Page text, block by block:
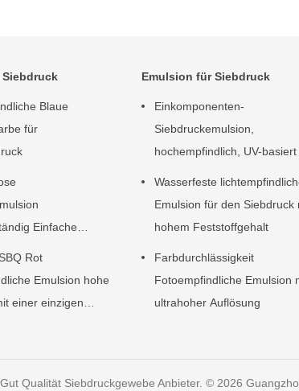
Blaue
für
Einfache
Rot
Emulsion hohe
einer einzigen
Emulsion für Siebdruck
Einkomponenten-
Siebdruckemulsion,
hochempfindlich, UV-basiert
Wasserfeste
Emulsion für den Siebdruck
hohem Feststoffgehalt
Farbdurchlässigkeit
Fotoempfindliche Emulsion
ultrahoher Auflösung
Qualität Siebdruckgewebe Anbieter. © 2026